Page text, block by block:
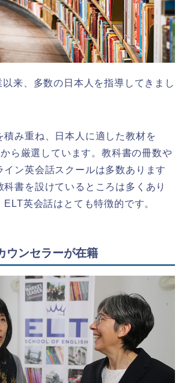
来、多数の日本人を指導してきまし
積み重ね、日本人に適した教材を
ら厳選しています。教科書の冊数や
イン英会話スクールは多数あります
科書を設けているところは多くあり
ELT英会話はとても特徴的です。
ウンセラーが在籍